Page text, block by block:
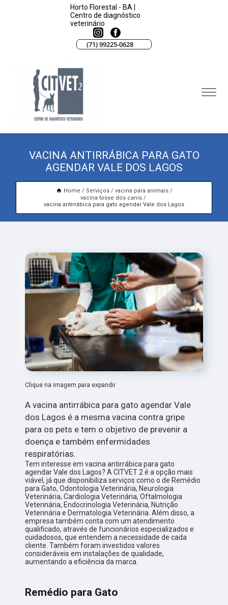
Horto Florestal - BA |
Centro de diagnóstico
veterinário
(71) 99225-0628
VACINA ANTIRRÁBICA PARA GATO
AGENDAR VALE DOS LAGOS
Home Serviços
vacina para animais
vacina tosse dos canis
vacina antirrábica para gato agendar Vale dos Lagos
Clique na imagem para expandir
A vacina antirrábica para gato agendar Vale
dos Lagos é a mesma vacina contra gripe
para os pets e tem o objetivo de prevenir a
doença e também enfermidades
respiratórias.
Tem interesse em vacina antirrábica para gato
agendar Vale dos Lagos? A CITVET 2 é a opção mais
viável, já que disponibiliza serviços como o de Remédio
para Gato, Odontologia Veterinária, Neurologia
Veterinária, Cardiologia Veterinária, Oftalmologia
Veterinária, Endocrinologia Veterinária, Nutrição
Veterinária e Dermatologia Veterinária. Além disso, a
empresa também conta com um atendimento
qualificado, através de funcionários especializados e
cuidadosos, que entendem a necessidade de cada
cliente. Também foram investidos valores
consideráveis em instalações de qualidade,
aumentando a eficiência da marca.
Remédio para Gato